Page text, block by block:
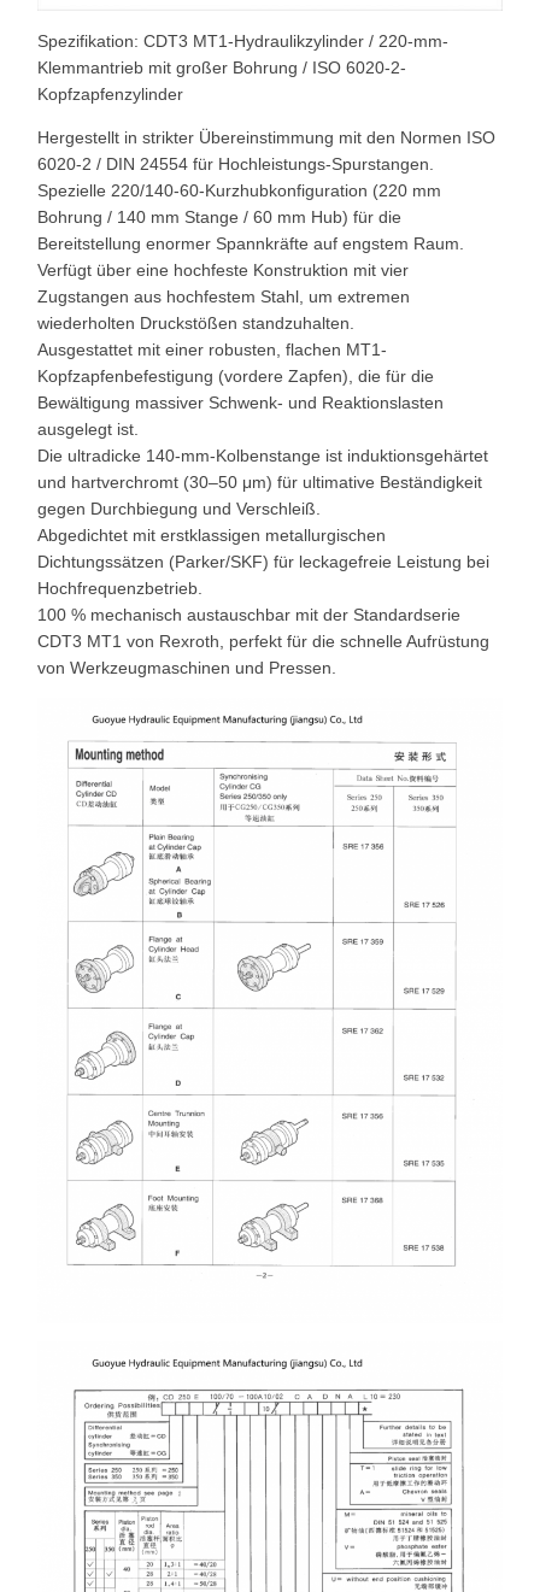
Spezifikation: CDT3 MT1-Hydraulikzylinder / 220-mm-
Klemmantrieb mit großer Bohrung / ISO 6020-2-
Kopfzapfenzylinder
Hergestellt in strikter Übereinstimmung mit den Normen ISO
6020-2 / DIN 24554 für Hochleistungs-Spurstangen.
Spezielle 220/140-60-Kurzhubkonfiguration (220 mm
Bohrung / 140 mm Stange / 60 mm Hub) für die
Bereitstellung enormer Spannkräfte auf engstem Raum.
Verfügt über eine hochfeste Konstruktion mit vier
Zugstangen aus hochfestem Stahl, um extremen
wiederholten Druckstößen standzuhalten.
Ausgestattet mit einer robusten, flachen MT1-
Kopfzapfenbefestigung (vordere Zapfen), die für die
Bewältigung massiver Schwenk- und Reaktionslasten
ausgelegt ist.
Die ultradicke 140-mm-Kolbenstange ist induktionsgehärtet
und hartverchromt (30–50 μm) für ultimative Beständigkeit
gegen Durchbiegung und Verschleiß.
Abgedichtet mit erstklassigen metallurgischen
Dichtungssätzen (Parker/SKF) für leckagefreie Leistung bei
Hochfrequenzbetrieb.
100 % mechanisch austauschbar mit der Standardserie
CDT3 MT1 von Rexroth, perfekt für die schnelle Aufrüstung
von Werkzeugmaschinen und Pressen.